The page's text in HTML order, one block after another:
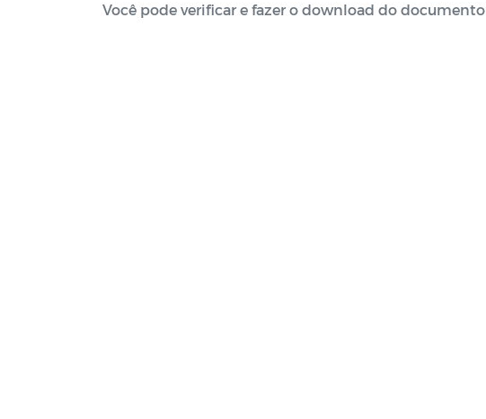
Você pode verificar e fazer o download do documento